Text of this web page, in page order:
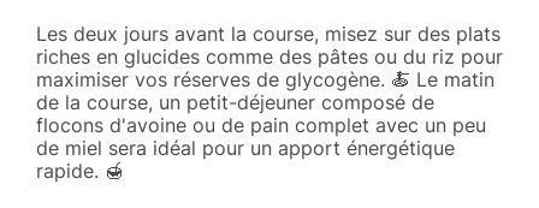
Les deux jours avant la course, misez sur des plats
riches en glucides comme des pâtes ou du riz pour
maximiser vos réserves de glycogène. 🍝 Le matin
de la course, un petit-déjeuner composé de
flocons d'avoine ou de pain complet avec un peu
de miel sera idéal pour un apport énergétique
rapide. 🍯